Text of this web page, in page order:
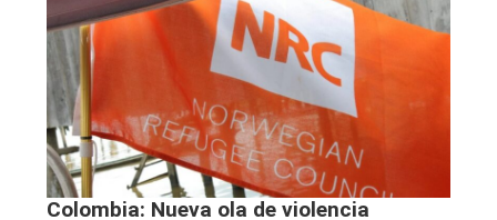
Colombia: Nueva ola de violencia